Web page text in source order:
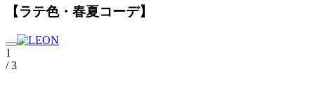
【ラテ色・春夏コーデ】
1
/ 3